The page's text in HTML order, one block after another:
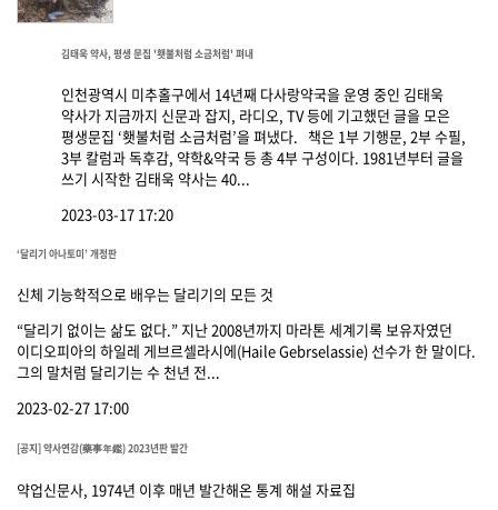
김태욱 약사, 평생 문집 '횃불처럼 소금처럼' 펴내
인천광역시 미추홀구에서 14년째 다사랑약국을 운영 중인 김태욱
약사가 지금까지 신문과 잡지, 라디오, TV 등에 기고했던 글을 모은
평생문집 ‘횃불처럼 소금처럼’을 펴냈다. 책은 1부 기행문, 2부 수필,
3부 칼럼과 독후감, 약학&약국 등 총 4부 구성이다. 1981년부터 글을
쓰기 시작한 김태욱 약사는 40...
2023-03-17 17:20
‘달리기 아나토미’ 개정판
신체 기능학적으로 배우는 달리기의 모든 것
“달리기 없이는 삶도 없다.” 지난 2008년까지 마라톤 세계기록 보유자였던
이디오피아의 하일레 게브르셀라시에(Haile Gebrselassie) 선수가 한 말이다.
그의 말처럼 달리기는 수 천년 전...
2023-02-27 17:00
[공지] 약사연감(藥事年鑑) 2023년판 발간
약업신문사, 1974년 이후 매년 발간해온 통계 해설 자료집